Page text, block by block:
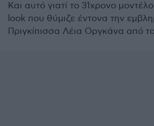
Και αυτό γιατί το 31χρονο
look που θύμιζε έντονα την
Πριγκίπισσα Λέια Οργκάνα από